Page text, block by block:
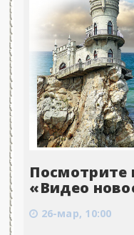
Посмотрите
«Видео
26-мар, 10:00